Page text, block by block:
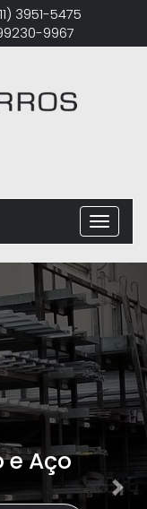
3951-5475
9967
e Aço